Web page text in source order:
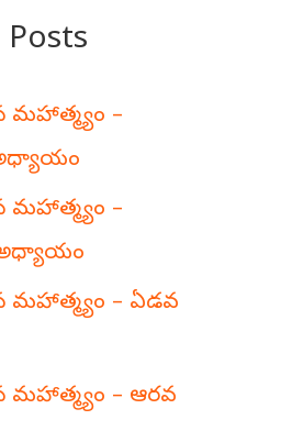
Posts
–
–
మహాత్మ్యం – ఏడవ
– ఆరవ